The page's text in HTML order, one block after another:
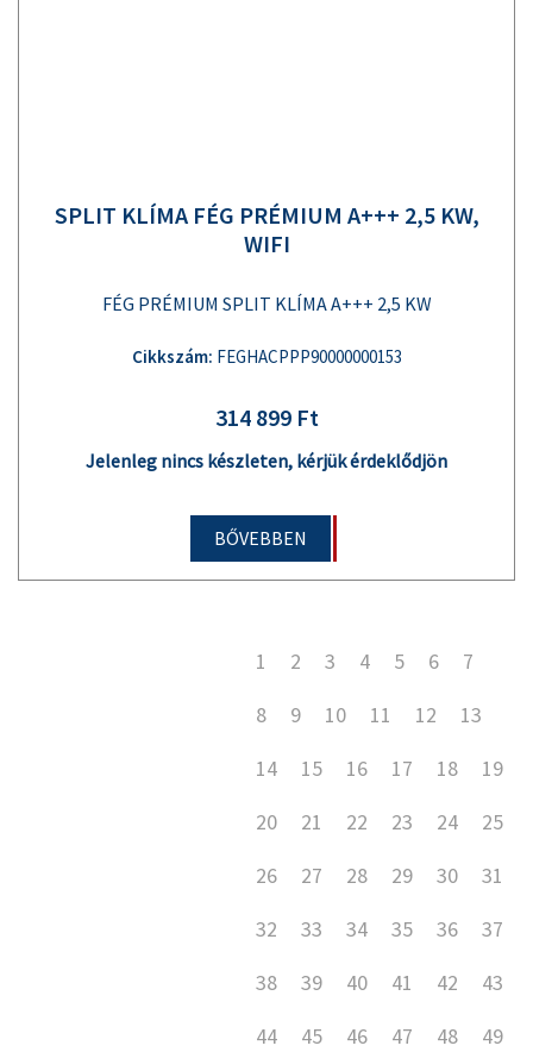
SPLIT KLÍMA FÉG PRÉMIUM A+++ 2,5 KW,
WIFI
FÉG PRÉMIUM SPLIT KLÍMA A+++ 2,5 KW
Cikkszám: FEGHACPPP90000000153
314 899 Ft
Jelenleg nincs készleten, kérjük érdeklődjön
BŐVEBBEN
1 2 3 4 5 6
7
8
9 10 11 12
13
14
15 16 17 18
19
20
21 22 23 24
25
26
27 28 29 30
31
32
33 34 35 36
37
38
39 40 41 42
43
44
45 46 47 48
49